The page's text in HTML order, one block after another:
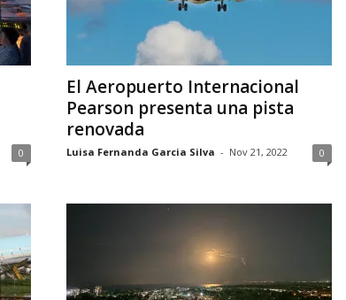
0
El Aeropuerto Internacional
Pearson presenta una pista
renovada
Luisa Fernanda Garcia Silva - Nov 21, 2022 0